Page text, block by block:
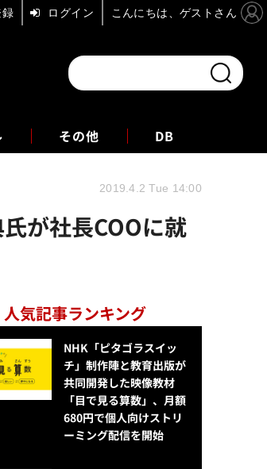
その他 DB
が社長COOに就
2019.4.2 Tue 14:00
人気記事ランキング
NHK「ピタゴラスイッ
チ」制作陣と教育出版が
共同開発した映像教材
「目で見る算数」、月額
680円で個人向けストリ
ーミング配信を開始
ログイン こんにちは、ゲストさん